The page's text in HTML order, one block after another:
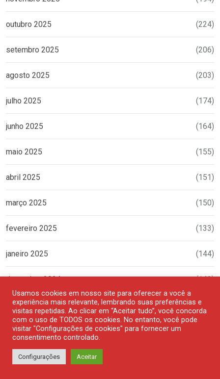
outubro 2025 (224)
setembro 2025 (206)
agosto 2025 (203)
julho 2025 (174)
junho 2025 (164)
maio 2025 (155)
abril 2025 (151)
março 2025 (150)
fevereiro 2025 (133)
janeiro 2025 (144)
dezembro 2024 (142)
novembro 2024 (120)
outubro 2024
setembro 2024
Usamos cookies em nosso site para oferecer a você a
experiência mais relevante, lembrando suas preferências e
visitas repetidas. Ao clicar em “Aceitar tudo”, você concorda
com o uso de TODOS os cookies. No entanto, você pode
visitar "Configurações de cookies" para fornecer um
consentimento controlado.
Configurações Aceitar